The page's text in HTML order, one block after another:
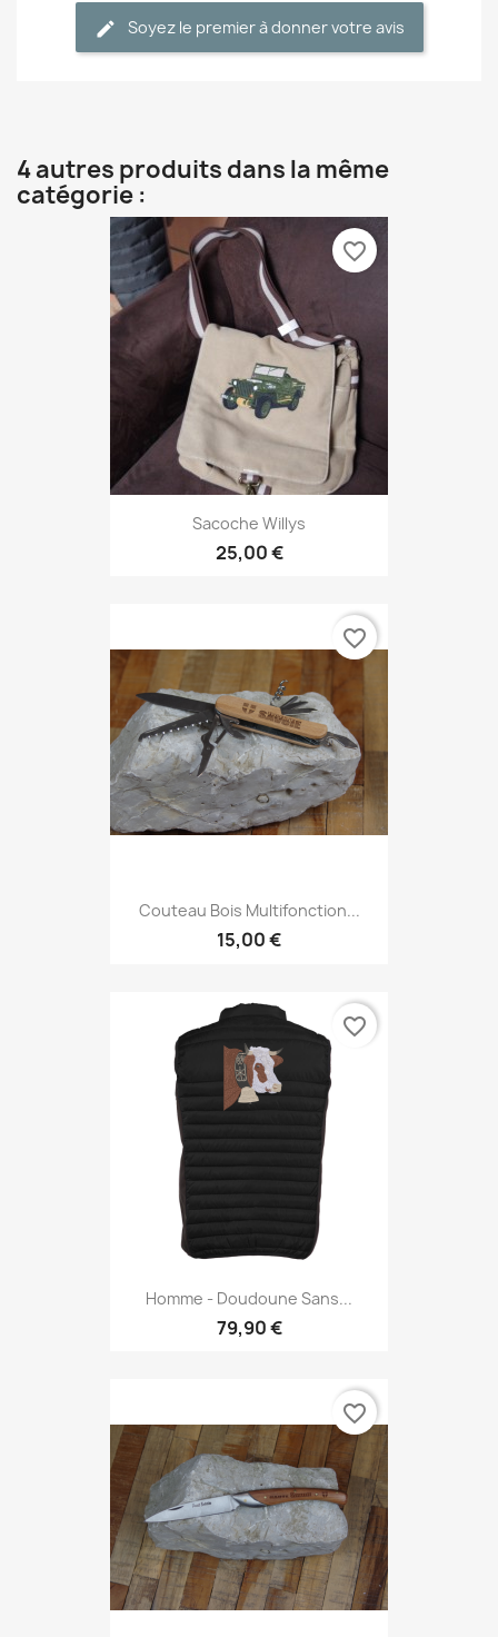
Soyez le premier à donner votre avis
4 autres produits dans la même
catégorie :
Sacoche Willys
25,00 €
favorite_border
Couteau Bois Multifonction...
15,00 €
favorite_border
Homme - Doudoune Sans...
79,90 €
favorite_border
favorite_border